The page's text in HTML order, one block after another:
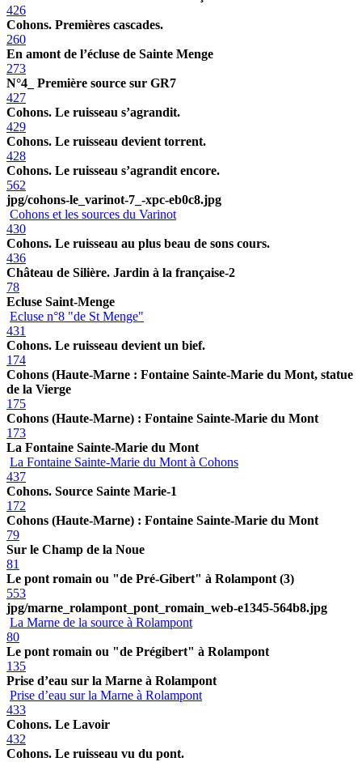
426
Cohons. Premières cascades.
260
En amont de l’écluse de Sainte Menge
273
N°4_ Première source sur GR7
427
Cohons. Le ruisseau s’agrandit.
429
Cohons. Le ruisseau devient torrent.
428
Cohons. Le ruisseau s’agrandit encore.
562
jpg/cohons-le_varinot-7_-xpc-eb0c8.jpg
Cohons et les sources du Varinot
430
Cohons. Le ruisseau au plus beau de sons cours.
436
Château de Silière. Jardin à la française-2
78
Ecluse Saint-Menge
Ecluse n°8 "de St Menge"
431
Cohons. Le ruisseau devient un bief.
174
Cohons (Haute-Marne : Fontaine Sainte-Marie du Mont, statue
de la Vierge
175
Cohons (Haute-Marne) : Fontaine Sainte-Marie du Mont
173
La Fontaine Sainte-Marie du Mont
La Fontaine Sainte-Marie du Mont à Cohons
437
Cohons. Source Sainte Marie-1
172
Cohons (Haute-Marne) : Fontaine Sainte-Marie du Mont
79
Sur le Champ de la Noue
81
Le pont romain ou "de Pré-Gibert" à Rolampont (3)
553
jpg/marne_rolampont_pont_romain_web-e1345-564b8.jpg
La Marne de la source à Rolampont
80
Le pont romain ou "de Prégibert" à Rolampont
135
Prise d’eau sur la Marne à Rolampont
Prise d’eau sur la Marne à Rolampont
433
Cohons. Le Lavoir
432
Cohons. Le ruisseau vu du pont.